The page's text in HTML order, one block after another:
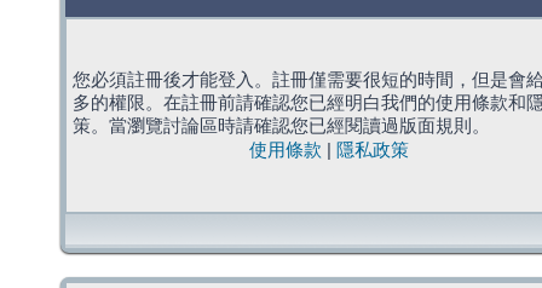
您必須註冊後才能登入。註冊僅需要很短的時間，但是會
多的權限。在註冊前請確認您已經明白我們的使用條款和
策。當瀏覽討論區時請確認您已經閱讀過版面規則。
使用條款
隱私政策